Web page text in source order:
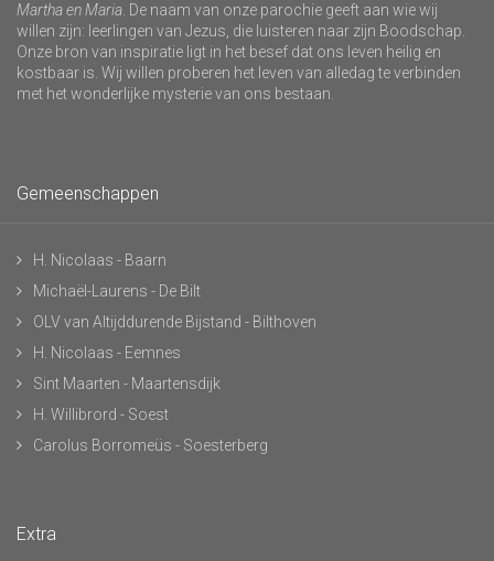
Martha en Maria . De naam van onze parochie geeft aan wie wij
willen zijn: leerlingen van Jezus, die luisteren naar zijn Boodschap.
Onze bron van inspiratie ligt in het besef dat ons leven heilig en
kostbaar is. Wij willen proberen het leven van alledag te verbinden
met het wonderlijke mysterie van ons bestaan.
Gemeenschappen
H. Nicolaas - Baarn
Michaël-Laurens - De Bilt
OLV van Altijddurende Bijstand - Bilthoven
H. Nicolaas - Eemnes
Sint Maarten - Maartensdijk
H. Willibrord - Soest
Carolus Borromeüs - Soesterberg
Extra